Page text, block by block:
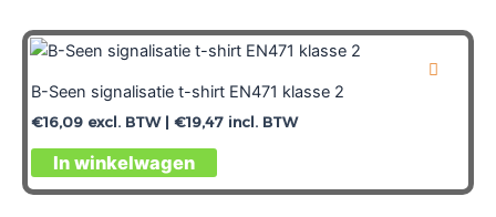
B-Seen signalisatie t-shirt EN471 klasse 2
€16,09 excl. BTW | €19,47 incl. BTW
In winkelwagen